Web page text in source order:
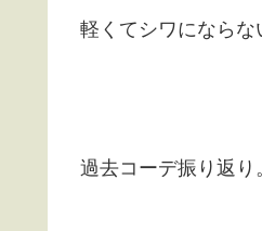
軽くてシワにならな
過去コーデ振り返り